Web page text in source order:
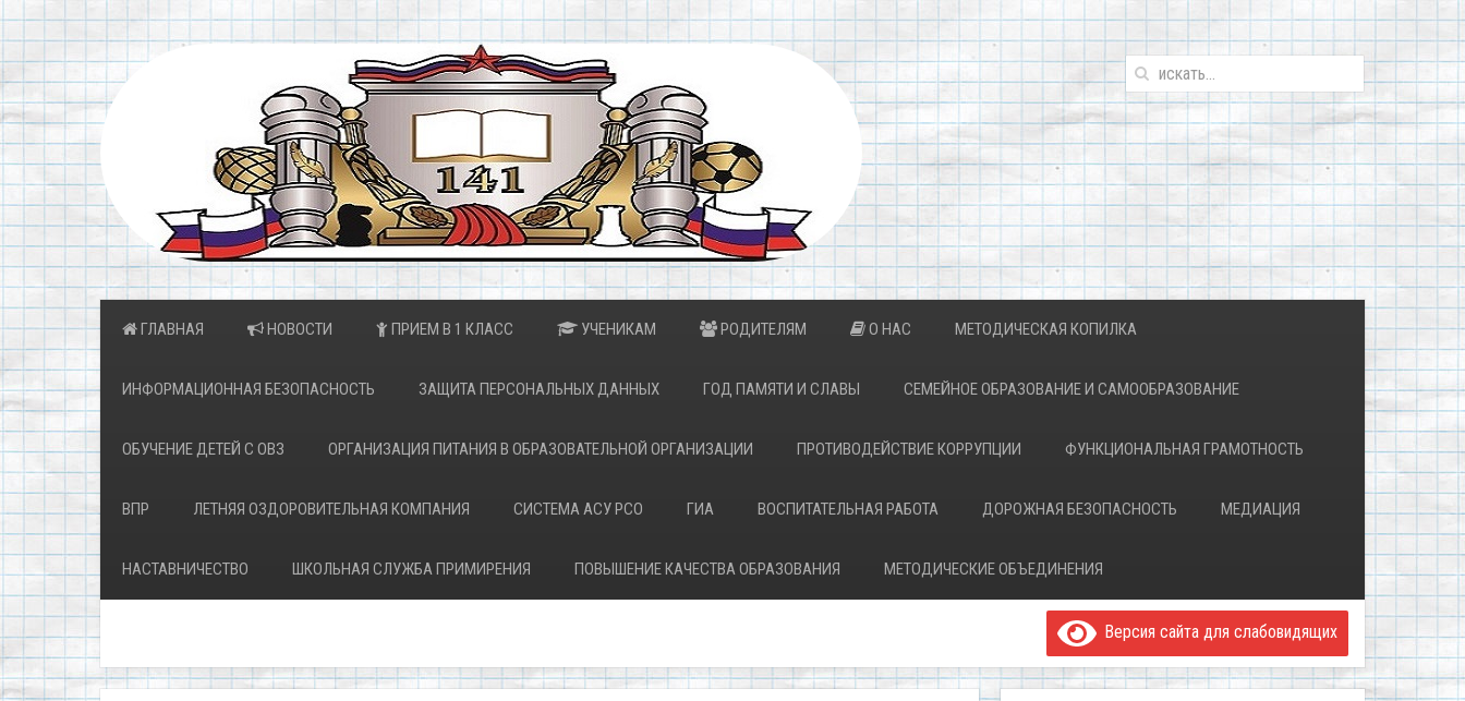
ГЛАВНАЯ НОВОСТИ ПРИЕМ В 1 КЛАСС УЧЕНИКАМ РОДИТЕЛЯМ О НАС МЕТОДИЧЕСКАЯ КОПИЛКА
ИНФОРМАЦИОННАЯ БЕЗОПАСНОСТЬ ЗАЩИТА ПЕРСОНАЛЬНЫХ ДАННЫХ ГОД ПАМЯТИ И СЛАВЫ СЕМЕЙНОЕ ОБРАЗОВАНИЕ И САМООБРАЗОВАНИЕ
ОБУЧЕНИЕ ДЕТЕЙ С ОВЗ ОРГАНИЗАЦИЯ ПИТАНИЯ В ОБРАЗОВАТЕЛЬНОЙ ОРГАНИЗАЦИИ ПРОТИВОДЕЙСТВИЕ КОРРУПЦИИ ФУНКЦИОНАЛЬНАЯ ГРАМОТНОСТЬ
ВПР ЛЕТНЯЯ ОЗДОРОВИТЕЛЬНАЯ КОМПАНИЯ СИСТЕМА АСУ РСО ГИА ВОСПИТАТЕЛЬНАЯ РАБОТА ДОРОЖНАЯ БЕЗОПАСНОСТЬ МЕДИАЦИЯ
НАСТАВНИЧЕСТВО ШКОЛЬНАЯ СЛУЖБА ПРИМИРЕНИЯ ПОВЫШЕНИЕ КАЧЕСТВА ОБРАЗОВАНИЯ МЕТОДИЧЕСКИЕ ОБЪЕДИНЕНИЯ
Версия сайта для слабовидящих